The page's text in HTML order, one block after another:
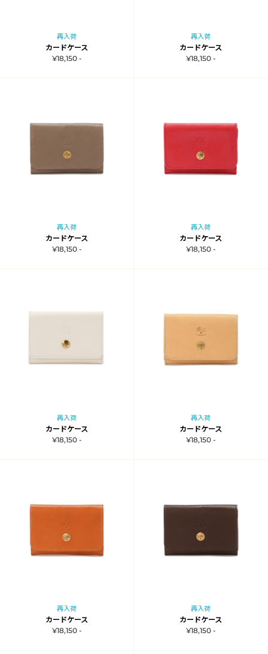
再入荷
カードケース
¥18,150 -
再入荷
カードケース
¥18,150 -
再入荷
カードケース
¥18,150 -
再入荷
カードケース
¥18,150 -
再入荷
カードケース
¥18,150 -
再入荷
カードケース
¥18,150 -
再入荷
カードケース
¥18,150 -
再入荷
カードケース
¥18,150 -